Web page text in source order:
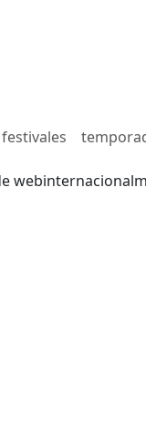
festivales
webinternacional